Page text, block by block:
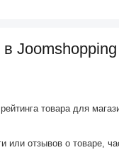
в Joomshopping
товара для
или отзывов о товаре,